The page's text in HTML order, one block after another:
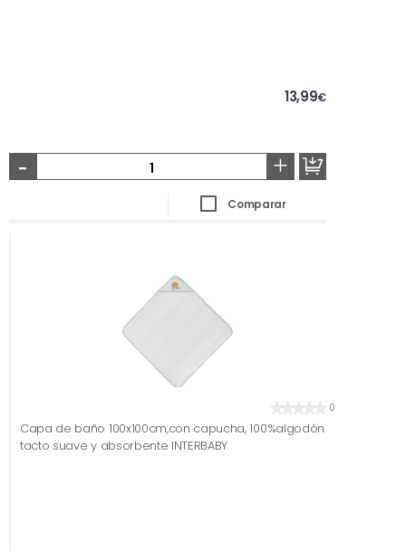
13,99€
- +
Comparar
0
Capa de baño 100x100cm,con capucha, 100%algodón
tacto suave y absorbente INTERBABY